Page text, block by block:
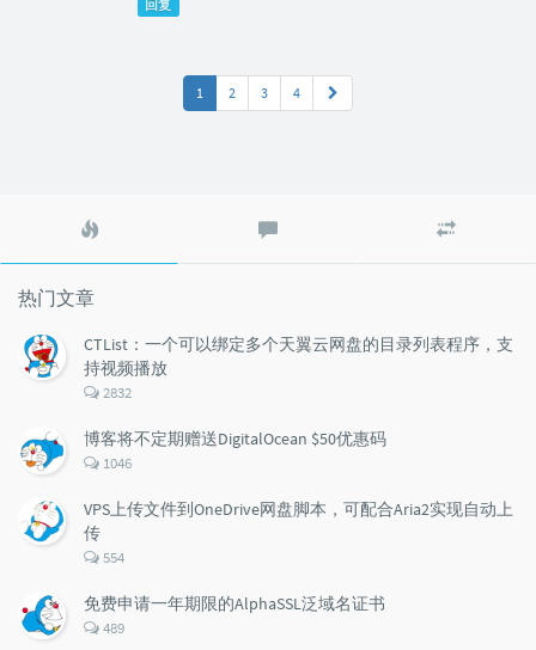
回复
1 2 3 4
文
评
文
热门文章
CTList：一个可以绑定多个天翼云网盘的目录列表程序，支
持视频播放
评
数：
2832
博客将不定期赠送DigitalOcean $50优惠码
评
数：
1046
VPS上传文件到OneDrive网盘脚本，可配合Aria2实现自动上
传
评
数：
554
免费申请一年期限的AlphaSSL泛域名证书
评
489